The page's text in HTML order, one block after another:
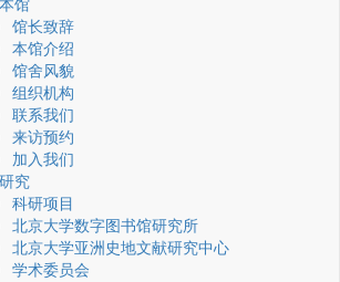
馆长致辞
本馆介绍
馆舍风貌
组织机构
联系我们
来访预约
加入我们
究
科研项目
北京大学数字图书馆研究所
北京大学亚洲史地文献研究中心
学术委员会